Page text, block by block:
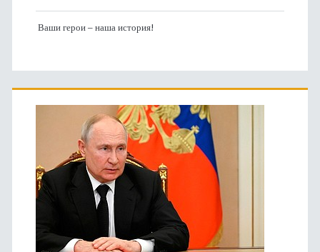
Ваши герои – наша история!